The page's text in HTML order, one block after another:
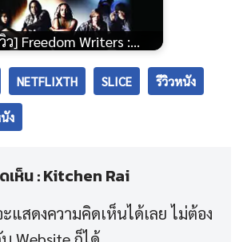
ว] Freedom Writers :…
NETFLIXTH SLICE รีวิวหนัง
ง
ห็น : Kitchen Rai